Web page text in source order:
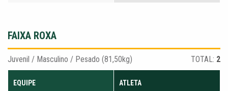
FAIXA ROXA
Juvenil / Masculino / Pesado (81,50kg) TOTAL: 2
EQUIPE ATLETA